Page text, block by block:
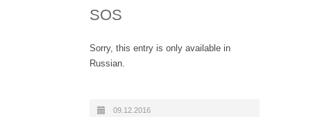
SOS
Sorry, this entry is only available in
Russian.
09.12.2016